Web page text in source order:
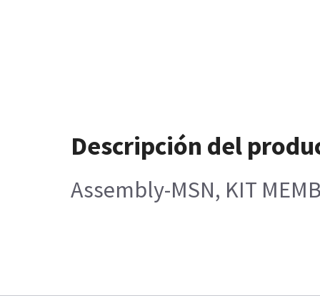
Descripción del
Assembly-MSN, KIT